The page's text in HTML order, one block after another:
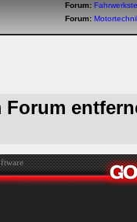
Forum:
Forum:
Forum